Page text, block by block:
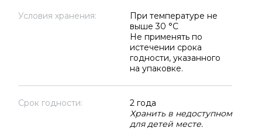
Условия хранения:
При температуре не
выше 30 °C
Не применять по
истечении срока
годности, указанного
на упаковке.
Срок годности:
2 года
Хранить в недоступном
для детей месте.